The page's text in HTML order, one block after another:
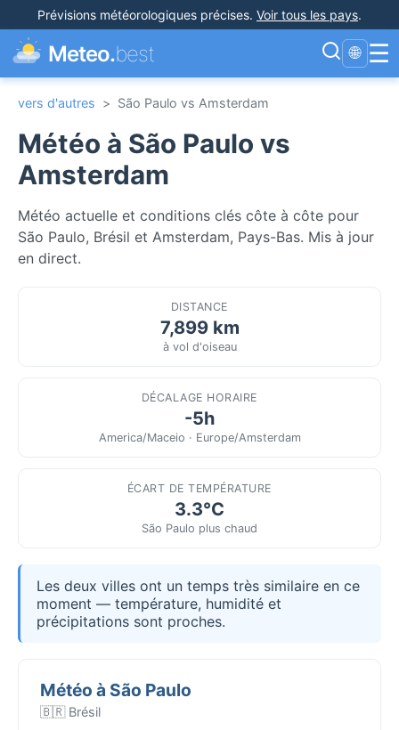
Prévisions météorologiques précises. Voir tous les pays.
Meteo.best 🌐 ☰
vers d'autres > São Paulo vs Amsterdam
Météo à São Paulo vs
Amsterdam
Météo actuelle et conditions clés côte à côte pour
São Paulo, Brésil et Amsterdam, Pays-Bas. Mis à jour
en direct.
DISTANCE
7,899 km
à vol d'oiseau
DÉCALAGE HORAIRE
-5h
America/Maceio · Europe/Amsterdam
ÉCART DE TEMPÉRATURE
3.3°C
São Paulo plus chaud
Les deux villes ont un temps très similaire en ce
moment — température, humidité et
précipitations sont proches.
Météo à São Paulo
🇧🇷 Brésil